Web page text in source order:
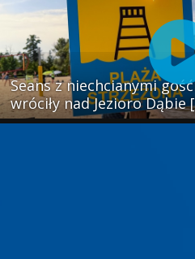
Seans z niechcianymi
wróciły nad Jezioro Dąbie